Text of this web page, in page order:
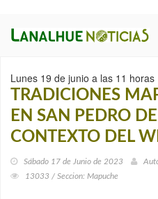
Lunes 19 de junio a las 11 horas
TRADICIONES
EN SAN PEDRO
CONTEXTO DEL
Sábado 17 de Junio de 2023
13033 / Seccion: Mapuche